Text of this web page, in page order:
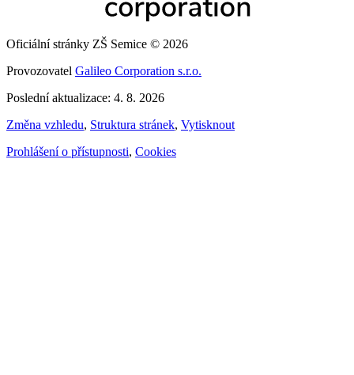
Oficiální stránky ZŠ Semice © 2026
Provozovatel Galileo Corporation s.r.o.
Poslední aktualizace: 4. 8. 2026
Změna vzhledu, Struktura stránek, Vytisknout
Prohlášení o přístupnosti, Cookies